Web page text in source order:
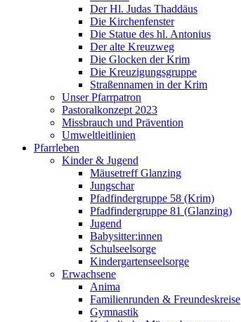
Der Hl. Judas Thaddäus
Die Kirchenfenster
Die Statue des hl. Antonius
Der alte Kreuzweg
Die Glocken der Krim
Die Kreuzigungsgruppe
Straßennamen in der Krim
Unser Pfarrpatron
Pastoralkonzept 2023
Missbrauch und Prävention
Umweltleitlinien
Pfarrleben
Kinder & Jugend
Mäusetreff Glanzing
Jungschar
Pfadfindergruppe 58 (Krim)
Pfadfindergruppe 81 (Glanzing)
Jugend
Babysitter:innen
Schulseelsorge
Kindergartenseelsorge
Erwachsene
Anima
Familienrunden & Freundeskreise
Gymnastik